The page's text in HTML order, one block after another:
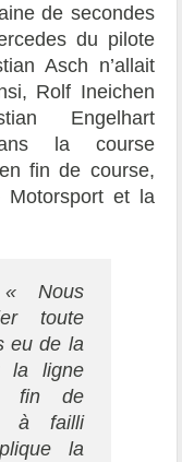
de secondes
du pilote
Asch n’allait
Rolf Ineichen
Engelhart
la course
fin de course,
Motorsport et la
« Nous
toute
eu de la
la ligne
fin de
à failli
la